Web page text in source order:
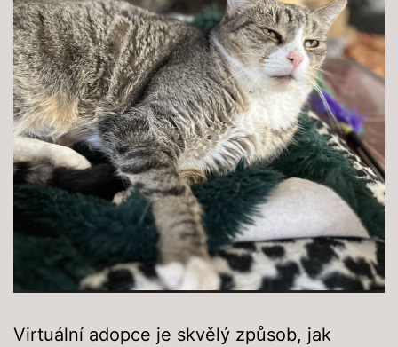
Virtuální adopce je skvělý způsob, jak